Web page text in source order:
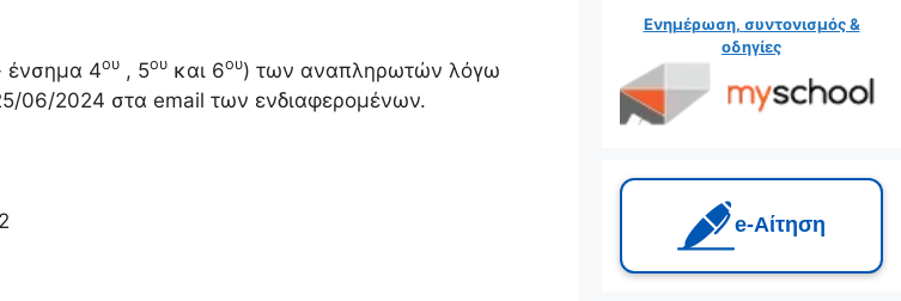
ένσημα 4ου , 5ου και 6ου) των αναπληρωτών λόγω
06/2024 στα email των ενδιαφερομένων.
Ενημέρωση, συντονισμός &
οδηγίες
e‑Αίτηση